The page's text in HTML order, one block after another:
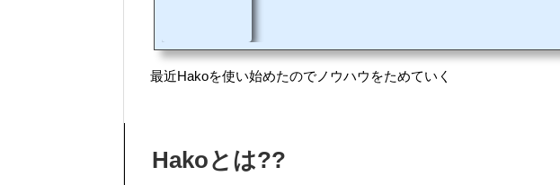
最近Hakoを使い始めたのでノウハウをためていく
Hakoとは??